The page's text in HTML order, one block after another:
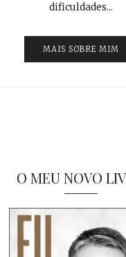
dificuldades...
MAIS SOBRE MIM
O MEU NOVO